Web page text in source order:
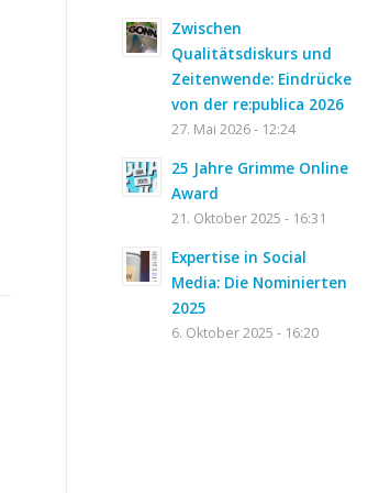
Zwischen
Qualitätsdiskurs und
Zeitenwende: Eindrücke
von der re:publica 2026
27. Mai 2026 - 12:24
25 Jahre Grimme Online
Award
21. Oktober 2025 - 16:31
Expertise in Social
Media: Die Nominierten
2025
6. Oktober 2025 - 16:20